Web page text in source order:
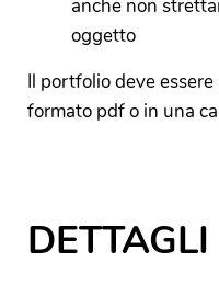
anche non
oggetto
Il portfolio deve
formato pdf o in una